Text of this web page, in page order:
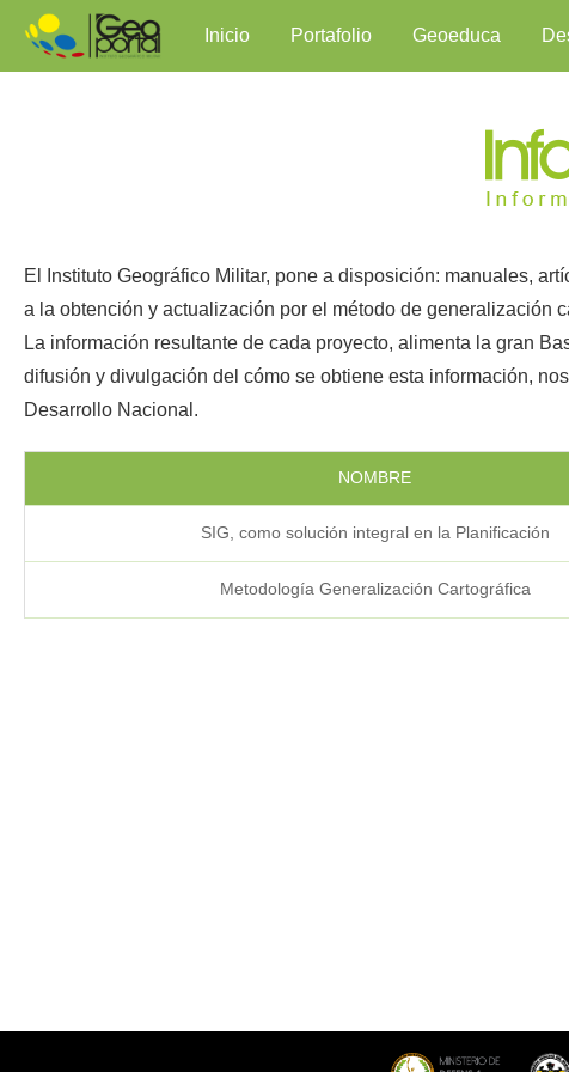
Inicio Portafolio Geoeduca
El Instituto Geográfico Militar, pone a disposición: manuales,
a la obtención y actualización por el método de generalización
La información resultante de cada proyecto, alimenta la gran
difusión y divulgación del cómo se obtiene esta información,
Desarrollo Nacional.
NOMBRE
SIG, como solución integral en la Planificación
Metodología Generalización Cartográfica